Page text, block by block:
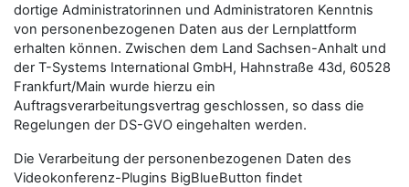
dortige Administratorinnen und Administratoren Kenntnis
von personenbezogenen Daten aus der Lernplattform
erhalten können. Zwischen dem Land Sachsen-Anhalt und
der T-Systems International GmbH, Hahnstraße 43d, 60528
Frankfurt/Main wurde hierzu ein
Auftragsverarbeitungsvertrag geschlossen, so dass die
Regelungen der DS-GVO eingehalten werden.
Die Verarbeitung der personenbezogenen Daten des
Videokonferenz-Plugins BigBlueButton findet